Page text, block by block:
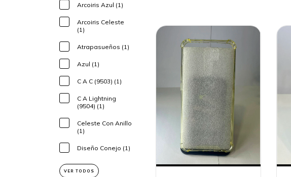
Arcoiris Azul (1)
Arcoiris Celeste
(1)
Atrapasueños (1)
Azul (1)
C A C (9503) (1)
C A Lightning
(9504) (1)
Celeste Con Anillo
(1)
Diseño Conejo (1)
VER TODOS